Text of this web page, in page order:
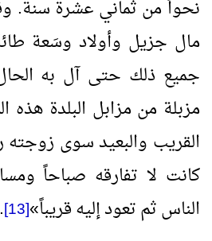
نحواً من ثماني عشرة سنة.
مال جزيل وأولاد وسَعة
جميع ذلك حتى آل به
مزبلة من مزابل البلدة هذه
القريب والبعيد سوى زوجته
كانت لا تفارقه صباحاً
الناس ثم تعود إليه قريباً»
[13]
.